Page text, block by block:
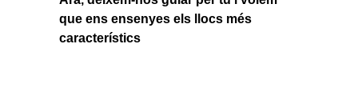
que ens ensenyes els llocs més
característics